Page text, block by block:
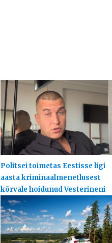
Politsei toimetas Eestisse ligi
aasta kriminaalmenetlusest
kõrvale hoidunud Vesterineni